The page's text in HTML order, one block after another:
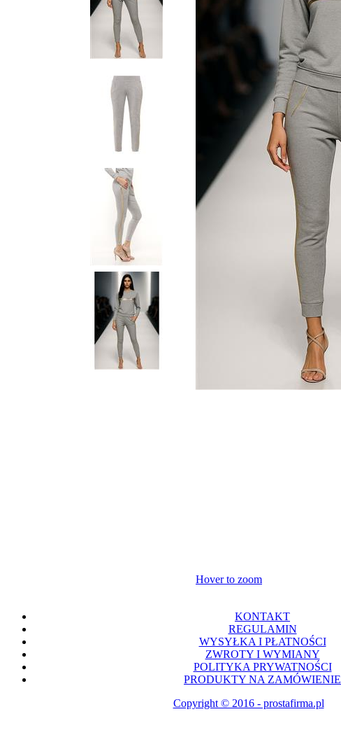
Hover to zoom
KONTAKT
REGULAMIN
WYSYŁKA I PŁATNOŚCI
ZWROTY I WYMIANY
POLITYKA PRYWATNOŚCI
PRODUKTY NA ZAMÓWIENIE
Copyright © 2016 - prostafirma.pl